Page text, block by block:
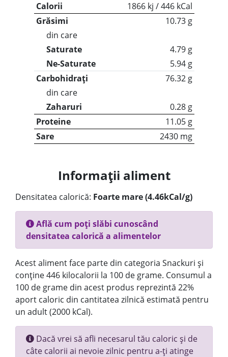
Calorii
1866 kj / 446 kCal
Grăsimi
10.73 g
din care
Saturate
4.79 g
Ne-Saturate
5.94 g
Carbohidrați
76.32 g
din care
Zaharuri
0.28 g
Proteine
11.05 g
Sare
2430 mg
Informații aliment
Densitatea calorică: Foarte mare (4.46kCal/g)
Află cum poți slăbi cunoscând
densitatea calorică a alimentelor
Acest aliment face parte din categoria Snackuri și
conține 446 kilocalorii la 100 de grame. Consumul a
100 de grame din acest produs reprezintă 22%
aport caloric din cantitatea zilnică estimată pentru
un adult (2000 kCal).
Dacă vrei să afli necesarul tău caloric și de
câte calorii ai nevoie zilnic pentru a-ți atinge